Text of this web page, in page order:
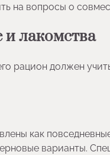
на вопросы о
лакомства
рацион должен
как
варианты.